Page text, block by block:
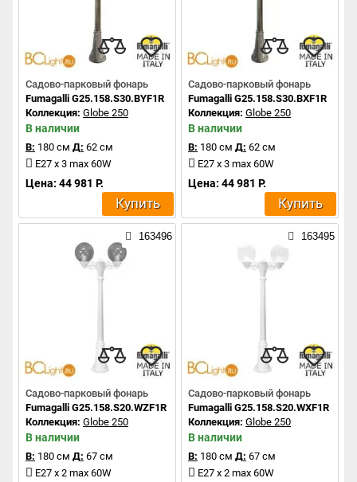
Садово-парковый фонарь
Fumagalli G25.158.S30.BYF1R
Коллекция: Globe 250
В наличии
В: 180 см Д: 62 см
E27 x 3 max 60W
Цена: 44 981 Р.
Купить
Садово-парковый фонарь
Fumagalli G25.158.S30.BXF1R
Коллекция: Globe 250
В наличии
В: 180 см Д: 62 см
E27 x 3 max 60W
Цена: 44 981 Р.
Купить
163496
Садово-парковый фонарь
Fumagalli G25.158.S20.WZF1R
Коллекция: Globe 250
В наличии
В: 180 см Д: 67 см
E27 x 2 max 60W
163495
Садово-парковый фонарь
Fumagalli G25.158.S20.WXF1R
Коллекция: Globe 250
В наличии
В: 180 см Д: 67 см
E27 x 2 max 60W